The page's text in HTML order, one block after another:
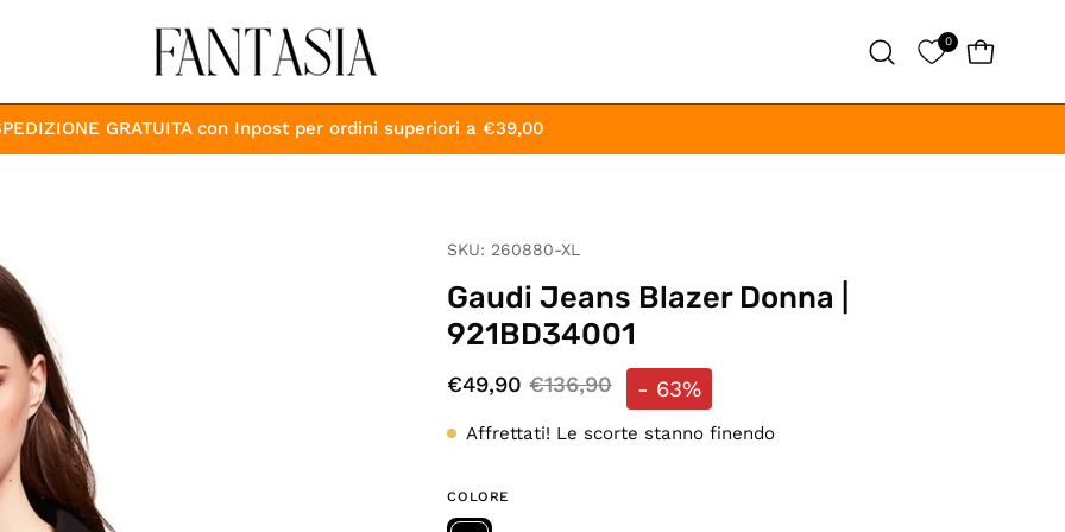
Apri
0
APRI
GRATUITA con Inpost per ordini superiori a €39,00
dell'immagine
SKU: 260880-XL
Gaudi Jeans Blazer Donna |
921BD34001
€49,90 €136,90 - 63%
Affrettati! Le scorte stanno finendo
COLORE